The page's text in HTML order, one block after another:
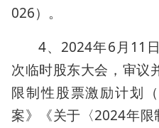
026）。
4、2024年6月11
次临时股东大会，审议
限制性股票激励计划
案》《关于〈2024年